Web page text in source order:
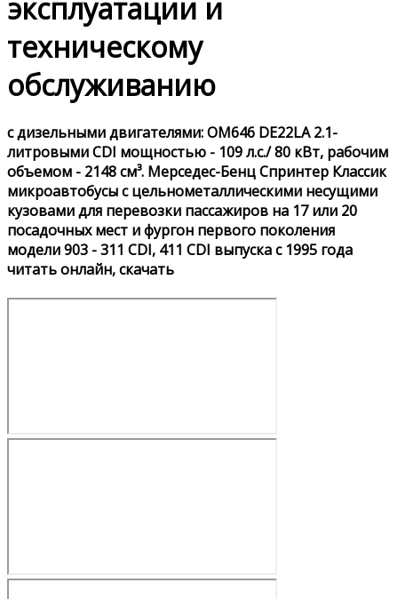
эксплуатации и
техническому
обслуживанию
с дизельными двигателями: OM646 DE22LA 2.1-
литровыми CDI мощностью - 109 л.с./ 80 кВт, рабочим
объемом - 2148 см³. Мерседес-Бенц Спринтер Классик
микроавтобусы с цельнометаллическими несущими
кузовами для перевозки пассажиров на 17 или 20
посадочных мест и фургон первого поколения
модели 903 - 311 CDI, 411 CDI выпуска с 1995 года
читать онлайн, скачать